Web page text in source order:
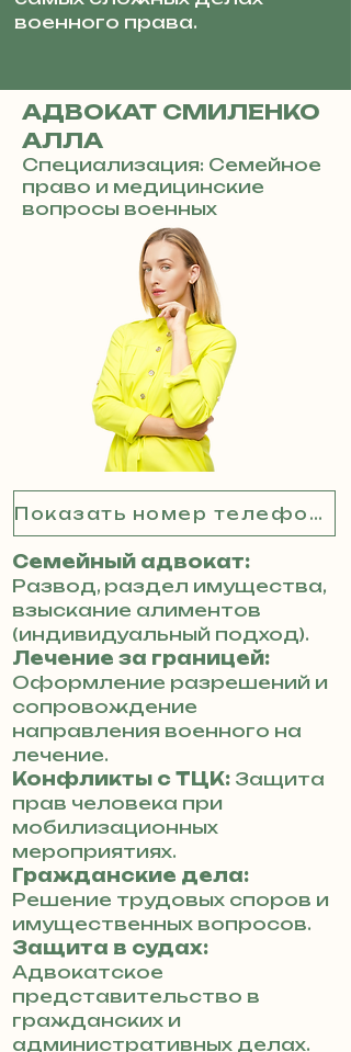
военного права.
АДВОКАТ СМИЛЕНКО
АЛЛА
Специализация: Семейное
право и медицинские
вопросы военных
Показать номер телефона
Семейный адвокат:
Развод, раздел имущества,
взыскание алиментов
(индивидуальный подход).
Лечение за границей:
Оформление разрешений и
сопровождение
направления военного на
лечение.
Конфликты с ТЦК: Защита
прав человека при
мобилизационных
мероприятиях.
Гражданские дела:
Решение трудовых споров и
имущественных вопросов.
Защита в судах:
Адвокатское
представительство в
гражданских и
административных делах.